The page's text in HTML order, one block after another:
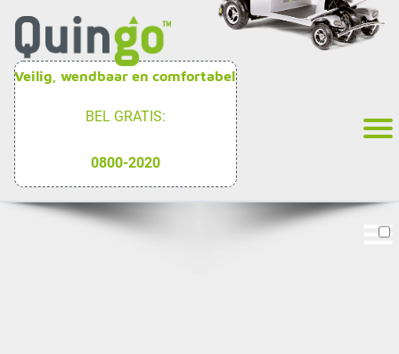
Veilig, wendbaar en comfortabel
BEL GRATIS:
0800-2020